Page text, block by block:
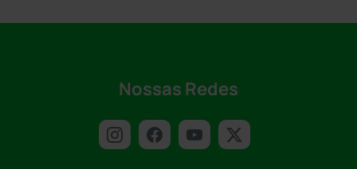
Nossas Redes